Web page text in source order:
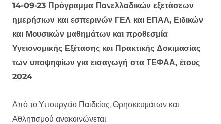
14-09-23 Πρόγραμμα Πανελλαδικών εξετάσεων
ημερήσιων και εσπερινών ΓΕΛ και ΕΠΑΛ, Ειδικών
και Μουσικών μαθημάτων και προθεσμία
Υγειονομικής Εξέτασης και Πρακτικής Δοκιμασίας
των υποψηφίων για εισαγωγή στα ΤΕΦΑΑ, έτους
2024
Από το Υπουργείο Παιδείας, Θρησκευμάτων και
Αθλητισμού ανακοινώνεται